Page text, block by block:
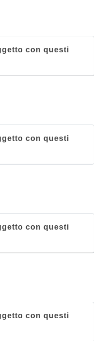
con questi
con questi
con questi
con questi